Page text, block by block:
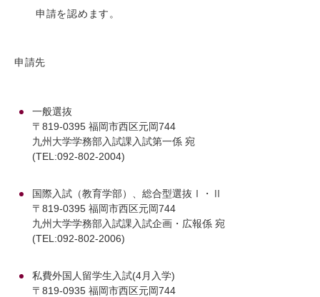
申請を認めます。
申請先
一般選抜
〒819-0395 福岡市西区元岡744
九州大学学務部入試課入試第一係 宛
(TEL:092-802-2004)
国際入試（教育学部）、総合型選抜Ⅰ・Ⅱ
〒819-0395 福岡市西区元岡744
九州大学学務部入試課入試企画・広報係 宛
(TEL:092-802-2006)
私費外国人留学生入試(4月入学)
〒819-0935 福岡市西区元岡744